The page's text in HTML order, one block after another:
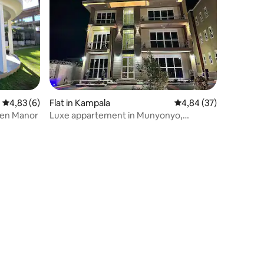
Gemiddelde beoordeling van 4,83 op 5, 6 recensies
4,83 (6)
Manor
Flat in Kampala Gemiddelde
4,84 (37)
Luxe appartement in Munyonyo,